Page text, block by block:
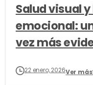
Salud visual
emocional:
vez más
22 enero, 2026Ver más